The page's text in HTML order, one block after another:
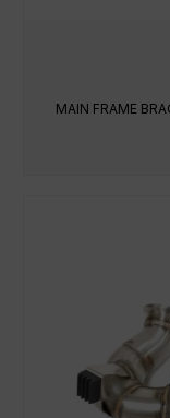
MAIN FRAME